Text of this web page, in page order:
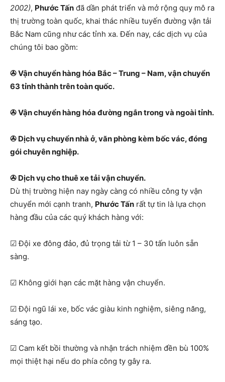
2002), Phước Tấn đã dần phát triển và mở rộng quy mô ra
thị trường toàn quốc, khai thác nhiều tuyến đường vận tải
Bắc Nam cũng như các tỉnh xa. Đến nay, các dịch vụ của
chúng tôi bao gồm:
✇ Vận chuyển hàng hóa Bắc – Trung – Nam, vận chuyển
63 tỉnh thành trên toàn quốc.
✇ Vận chuyển hàng hóa đường ngắn trong và ngoài tỉnh.
✇ Dịch vụ chuyển nhà ở, văn phòng kèm bốc vác, đóng
gói chuyên nghiệp.
✇ Dịch vụ cho thuê xe tải vận chuyển.
Dù thị trường hiện nay ngày càng có nhiều công ty vận
chuyển mới cạnh tranh, Phước Tấn rất tự tin là lựa chọn
hàng đầu của các quý khách hàng với:
☑ Đội xe đông đảo, đủ trọng tải từ 1 – 30 tấn luôn sẵn
sàng.
☑ Không giới hạn các mặt hàng vận chuyển.
☑ Đội ngũ lái xe, bốc vác giàu kinh nghiệm, siêng năng,
sáng tạo.
☑ Cam kết bồi thường và nhận trách nhiệm đền bù 100%
mọi thiệt hại nếu do phía công ty gây ra.